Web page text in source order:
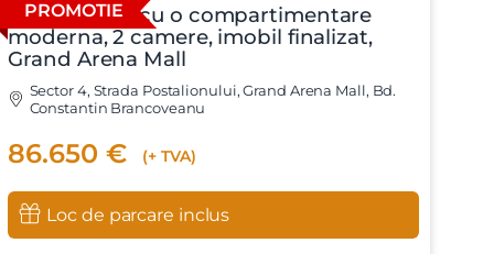
PROMOTIE
Apartament cu o compartimentare
moderna, 2 camere, imobil finalizat,
Grand Arena Mall
Sector 4, Strada Postalionului, Grand Arena Mall, Bd.
Constantin Brancoveanu
86.650 € (+ TVA)
Loc de parcare inclus